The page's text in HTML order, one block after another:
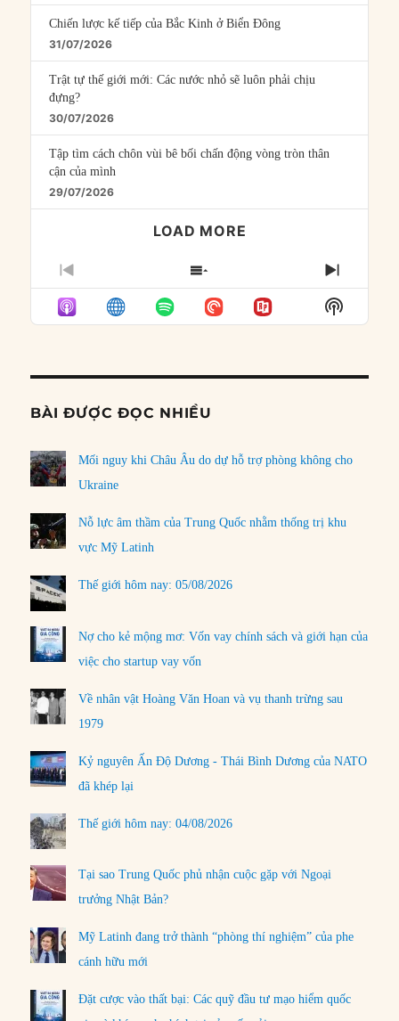
Chiến lược kế tiếp của Bắc Kinh ở Biển Đông
31/07/2026
Trật tự thế giới mới: Các nước nhỏ sẽ luôn phải chịu
đựng?
30/07/2026
Tập tìm cách chôn vùi bê bối chấn động vòng tròn thân
cận của mình
29/07/2026
LOAD MORE
PREVIOUS
EPISODE
SHOW
EPISODES
LIST
NEXT
Show
Podcast
BÀI ĐƯỢC ĐỌC NHIỀU
Mối nguy khi Châu Âu do dự hỗ trợ phòng không cho
Ukraine
Nỗ lực âm thầm của Trung Quốc nhằm thống trị khu
vực Mỹ Latinh
Thế giới hôm nay: 05/08/2026
Nợ cho kẻ mộng mơ: Vốn vay chính sách và giới hạn của
việc cho startup vay vốn
Về nhân vật Hoàng Văn Hoan và vụ thanh trừng sau
1979
Kỷ nguyên Ấn Độ Dương - Thái Bình Dương của NATO
đã khép lại
Thế giới hôm nay: 04/08/2026
Tại sao Trung Quốc phủ nhận cuộc gặp với Ngoại
trưởng Nhật Bản?
Mỹ Latinh đang trở thành “phòng thí nghiệm” của phe
cánh hữu mới
Đặt cược vào thất bại: Các quỹ đầu tư mạo hiểm quốc